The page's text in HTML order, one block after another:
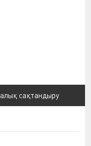
сақтандыру